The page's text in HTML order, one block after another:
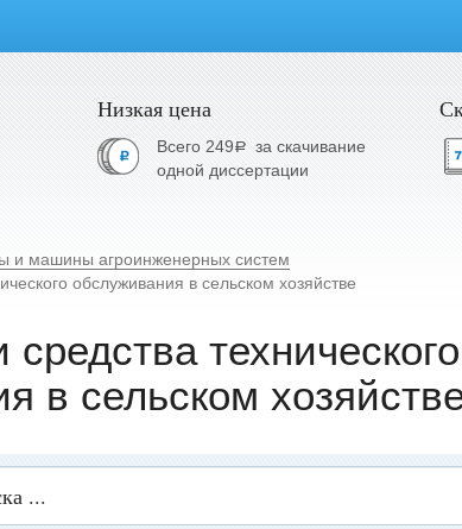
Низкая цена
Всего 249aза скачивание
одной диссертации
и машины агроинженерных систем
обслуживания в сельском хозяйстве
средства технического
в сельском